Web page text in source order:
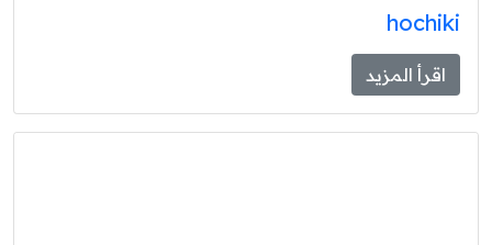
hochiki
اقرأ المزيد